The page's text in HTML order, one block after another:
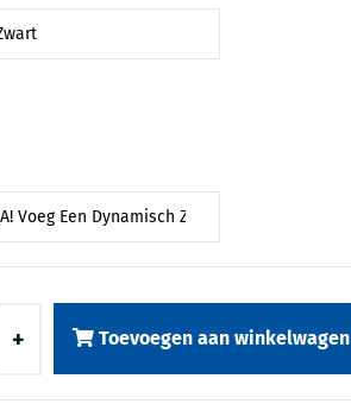
+ Toevoegen aan winkelwagen